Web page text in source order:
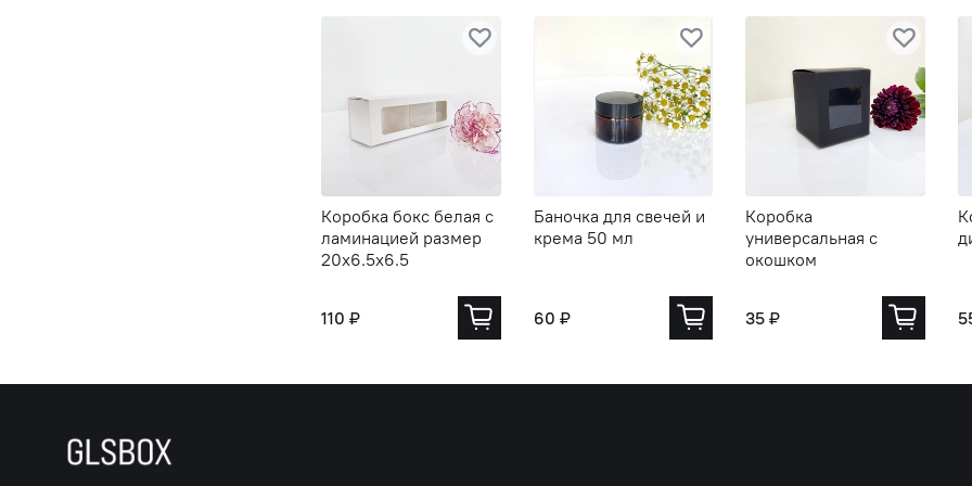
Коробка бокс белая с
ламинацией размер
20х6.5х6.5
110 ₽
Баночка для свечей и
крема 50 мл
60 ₽
Коробка
универсальная с
окошком
35 ₽